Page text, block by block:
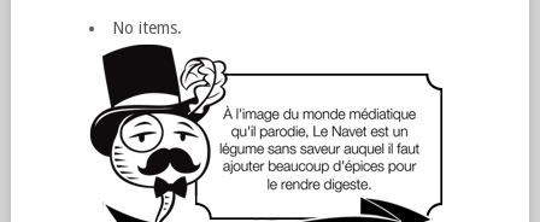
No items.